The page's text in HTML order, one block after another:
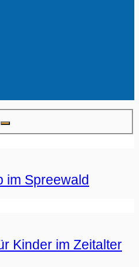
im Spreewald
Kinder im Zeitalter